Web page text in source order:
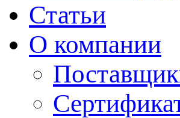
Статьи
О компании